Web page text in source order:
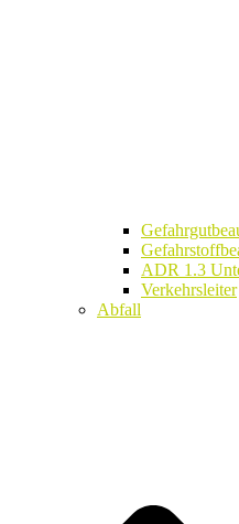
ADR 1.3
Verkehrsleiter
Abfall